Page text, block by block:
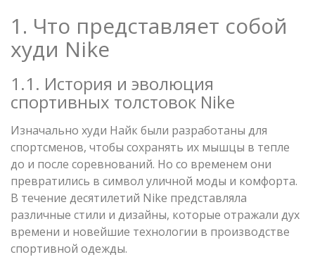
1. Что представляет собой
худи Nike
1.1. История и эволюция
спортивных толстовок Nike
Изначально худи Найк были разработаны для
спортсменов, чтобы сохранять их мышцы в тепле
до и после соревнований. Но со временем они
превратились в символ уличной моды и комфорта.
В течение десятилетий Nike представляла
различные стили и дизайны, которые отражали дух
времени и новейшие технологии в производстве
спортивной одежды.